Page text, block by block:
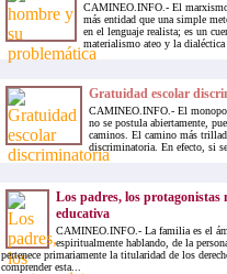
CAMINEO.INFO.- El
más entidad que una simple
en el lenguaje realista; es un
materialismo ateo y la dialéctica
Gratuidad escolar
CAMINEO.INFO.- El
no se postula abiertamente,
caminos. El camino más
discriminatoria. En efecto, si
Los padres, los protagonistas
educativa
CAMINEO.INFO.- La familia es el
espiritualmente hablando, de la
pertenece primariamente la titularidad de los
comprender esta...